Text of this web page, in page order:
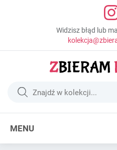
Widzisz błąd lub
MENU